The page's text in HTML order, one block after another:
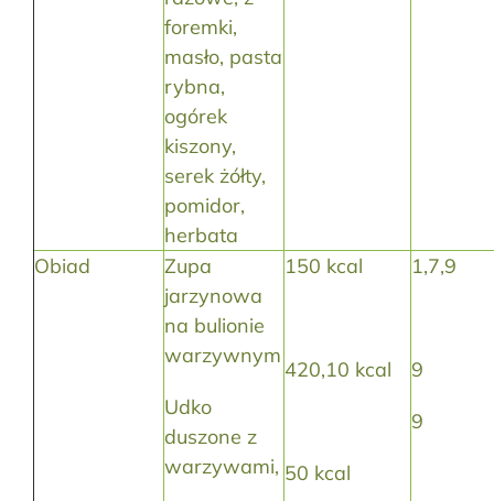
foremki,
masło, pasta
rybna,
ogórek
kiszony,
serek żółty,
pomidor,
herbata
Obiad
Zupa
jarzynowa
na bulionie
warzywnym
Udko
duszone z
warzywami,
150 kcal
420,10 kcal
50 kcal
1,7,9
9
9